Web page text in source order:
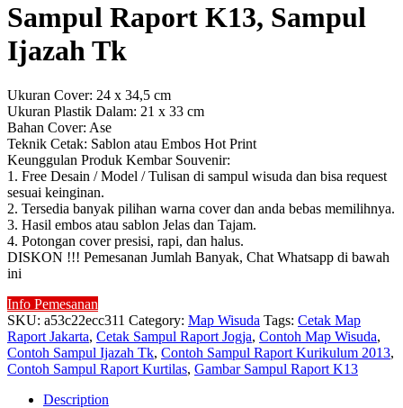
Sampul Raport K13, Sampul
Ijazah Tk
Ukuran Cover: 24 x 34,5 cm
Ukuran Plastik Dalam: 21 x 33 cm
Bahan Cover: Ase
Teknik Cetak: Sablon atau Embos Hot Print
Keunggulan Produk Kembar Souvenir:
1. Free Desain / Model / Tulisan di sampul wisuda dan bisa request
sesuai keinginan.
2. Tersedia banyak pilihan warna cover dan anda bebas memilihnya.
3. Hasil embos atau sablon Jelas dan Tajam.
4. Potongan cover presisi, rapi, dan halus.
DISKON !!! Pemesanan Jumlah Banyak, Chat Whatsapp di bawah
ini
Info Pemesanan
SKU: a53c22ecc311 Category: Map Wisuda Tags: Cetak Map
Raport Jakarta, Cetak Sampul Raport Jogja, Contoh Map Wisuda,
Contoh Sampul Ijazah Tk, Contoh Sampul Raport Kurikulum 2013,
Contoh Sampul Raport Kurtilas, Gambar Sampul Raport K13
Description